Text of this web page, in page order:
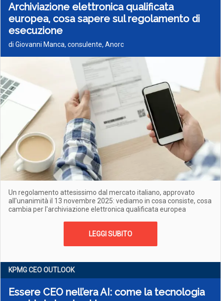
Archiviazione elettronica qualificata
europea, cosa sapere sul regolamento di
esecuzione
di Giovanni Manca, consulente, Anorc
Un regolamento attesissimo dal mercato italiano, approvato
all'unanimità il 13 novembre 2025: vediamo in cosa consiste, cosa
cambia per l'archiviazione elettronica qualificata europea
LEGGI SUBITO
KPMG CEO OUTLOOK
Essere CEO nell’era AI: come la tecnologia